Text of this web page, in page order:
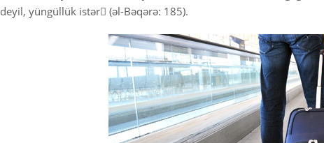
deyil, yüngüllük istər (əl-Bəqərə: 185).